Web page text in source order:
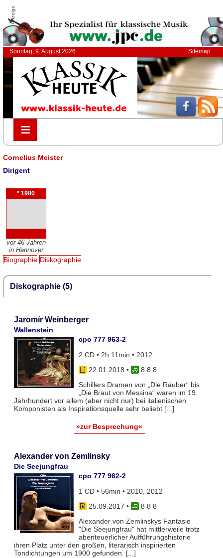
Anzeige
Sonntag, 9. August 2026 Sitemap
≡
≡
Cornelius Meister
Dirigent
* 1980
vor 46 Jahren
in Hannover
Biographie Diskographie
Diskographie (5)
Jaromír Weinberger
Wallenstein
cpo 777 963-2
2 CD • 2h 11min • 2012
22.01.2018 •
8 8 8
Schillers Dramen von „Die Räuber“ bis
„Die Braut von Messina“ waren im 19.
Jahrhundert vor allem (aber nicht nur) bei italienischen
Komponisten als Inspirationsquelle sehr beliebt [...]
»zur Besprechung«
Alexander von Zemlinsky
Die Seejungfrau
cpo 777 962-2
1 CD • 56min • 2010, 2012
25.09.2017 •
8 8 8
Alexander von Zemlinskys Fantasie
"Die Seejungfrau" hat mittlerweile trotz
abenteuerlicher Aufführungshistorie
ihren Platz unter den großen, literarisch inspirierten
Tondichtungen um 1900 gefunden. [...]